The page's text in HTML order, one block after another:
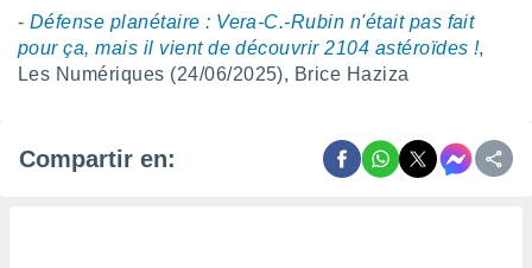
- Défense planétaire : Vera-C.-Rubin n'était pas fait
pour ça, mais il vient de découvrir 2104 astéroïdes !,
Les Numériques (24/06/2025), Brice Haziza
Compartir en: